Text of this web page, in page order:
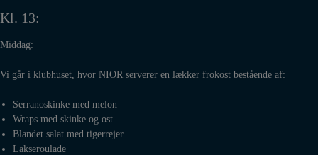
Kl. 13:
Middag:
Vi går i klubhuset, hvor NIOR serverer en lækker frokost bestående af:
Serranoskinke med melon
Wraps med skinke og ost
Blandet salat med tigerrejer
Lakseroulade